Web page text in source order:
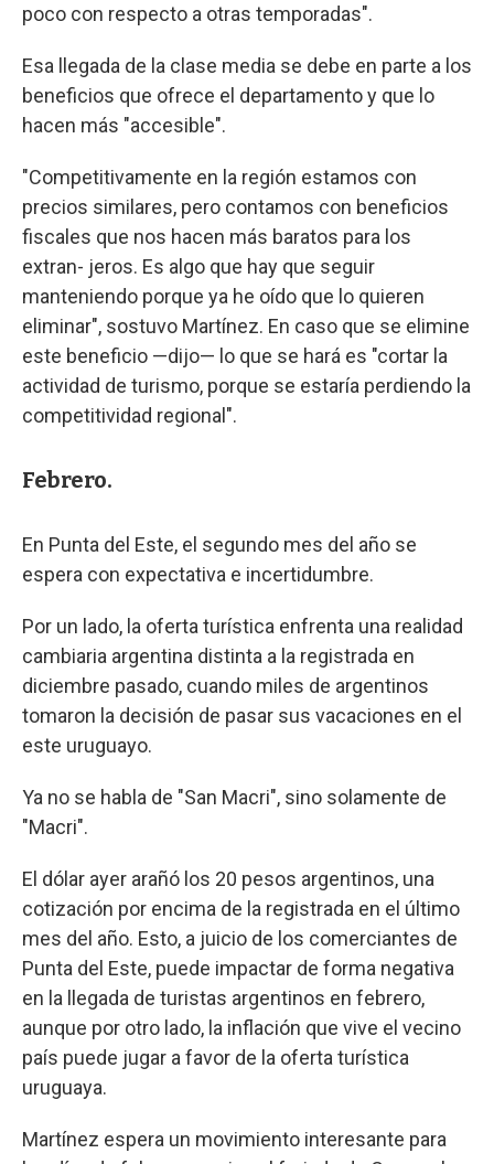
poco con respecto a otras temporadas".
Esa llegada de la clase media se debe en parte a los
beneficios que ofrece el departamento y que lo
hacen más "accesible".
"Competitivamente en la región estamos con
precios similares, pero contamos con beneficios
fiscales que nos hacen más baratos para los
extran- jeros. Es algo que hay que seguir
manteniendo porque ya he oído que lo quieren
eliminar", sostuvo Martínez. En caso que se elimine
este beneficio —dijo— lo que se hará es "cortar la
actividad de turismo, porque se estaría perdiendo la
competitividad regional".
Febrero.
En Punta del Este, el segundo mes del año se
espera con expectativa e incertidumbre.
Por un lado, la oferta turística enfrenta una realidad
cambiaria argentina distinta a la registrada en
diciembre pasado, cuando miles de argentinos
tomaron la decisión de pasar sus vacaciones en el
este uruguayo.
Ya no se habla de "San Macri", sino solamente de
"Macri".
El dólar ayer arañó los 20 pesos argentinos, una
cotización por encima de la registrada en el último
mes del año. Esto, a juicio de los comerciantes de
Punta del Este, puede impactar de forma negativa
en la llegada de turistas argentinos en febrero,
aunque por otro lado, la inflación que vive el vecino
país puede jugar a favor de la oferta turística
uruguaya.
Martínez espera un movimiento interesante para